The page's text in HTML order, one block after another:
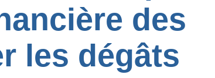
des
les dégâts